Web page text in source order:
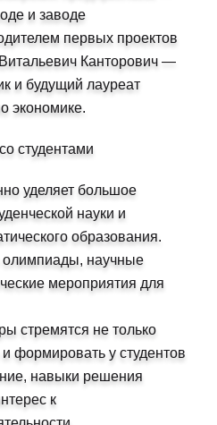
и заводе
первых проектов
Канторович —
и будущий лауреат
экономике.
студентами
уделяет большое
науки и
образования.
олимпиады, научные
мероприятия для
стремятся не только
формировать у студентов
навыки решения
к